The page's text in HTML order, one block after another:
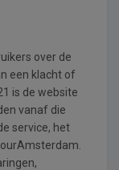
over de
een klacht of
is de website
vanaf die
service, het